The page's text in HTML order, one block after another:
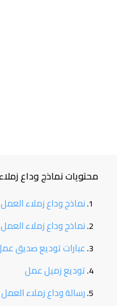
محتويات نماذج وداع
نماذج وداع زملاء العمل
نماذج وداع زملاء العمل
عبارات توديع صديق
توديع زميل عمل
رسالة وداع زملاء العمل